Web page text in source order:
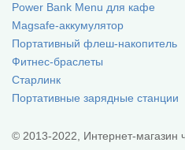
Power Bank Menu для кафе
Magsafe-аккумулятор
Портативный флеш-накопитель
Фитнес-браслеты
Старлинк
Портативные зарядные станции
© 2013-2022, Интернет-магазин